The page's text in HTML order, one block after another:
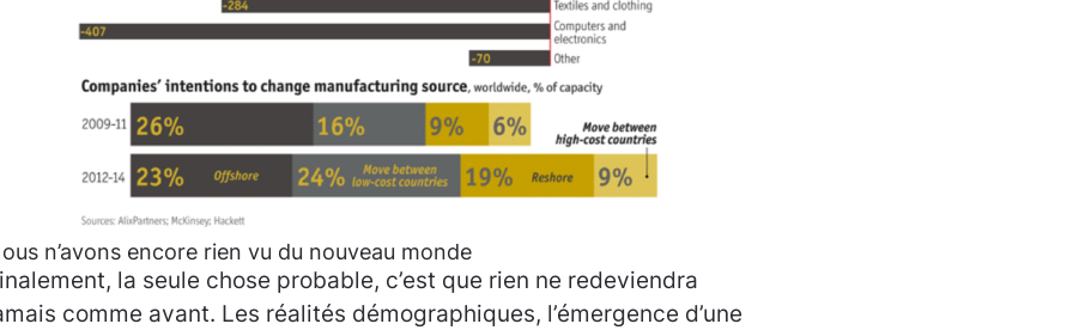
n’avons encore rien vu du nouveau monde
la seule chose probable, c’est que rien ne redeviendra
comme avant. Les réalités démographiques, l’émergence d’une